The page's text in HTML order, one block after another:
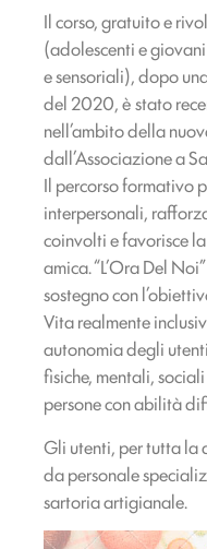
Il corso, gratuito e
(adolescenti e
e sensoriali), dopo
del 2020, è stato
nell’ambito della
dall’Associazione a
Il percorso formativo
interpersonali,
coinvolti e favorisce
amica. “L’Ora Del
sostegno con
Vita realmente
autonomia degli
fisiche, mentali,
persone con abilità
Gli utenti, per tutta la
da personale
sartoria artigianale.